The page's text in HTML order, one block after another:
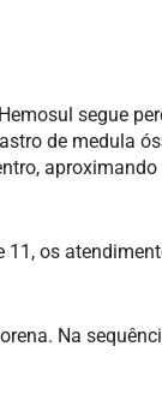
segue
de medula
os
Na